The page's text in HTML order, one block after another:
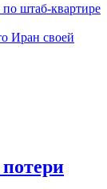
штаб-квартире
Иран своей